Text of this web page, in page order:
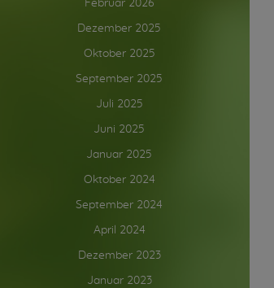
Februar 2026
Dezember 2025
Oktober 2025
September 2025
Juli 2025
Juni 2025
Januar 2025
Oktober 2024
September 2024
April 2024
Dezember 2023
Januar 2023